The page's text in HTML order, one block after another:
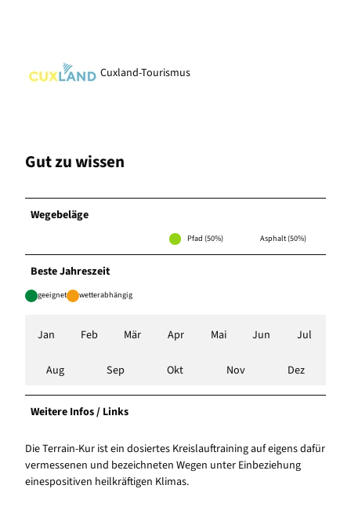
Cuxland-Tourismus
Gut zu wissen
Wegebeläge
Pfad (50%) Asphalt (50%)
Beste Jahreszeit
geeignet wetterabhängig
Jan Feb Mär Apr Mai Jun Jul
Aug Sep Okt Nov Dez
Weitere Infos / Links
Die Terrain-Kur ist ein dosiertes Kreislauftraining auf eigens dafür
vermessenen und bezeichneten Wegen unter Einbeziehung
einespositiven heilkräftigen Klimas.